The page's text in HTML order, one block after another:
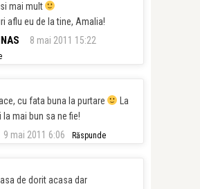
mai mult
aflu eu de la tine, Amalia!
8 mai 2011 15:22
cu fata buna la purtare
La
mai bun sa ne fie!
9 mai 2011 6:06 Răspunde
de dorit acasa dar